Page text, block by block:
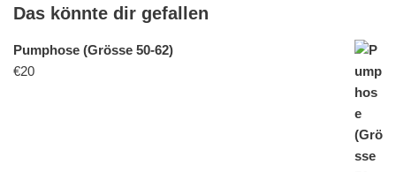
Das könnte dir gefallen
Pumphose (Grösse 50-62)
€20